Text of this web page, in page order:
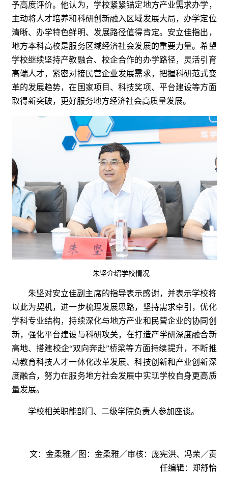
予高度评价。他认为，学校紧紧锚定地方产业需求办学，
主动将人才培养和科研创新融入区域发展大局，办学定位
清晰、办学特色鲜明、发展路径值得肯定。安立佳指出，
地方本科高校是服务区域经济社会发展的重要力量。希望
学校继续坚持产教融合、校企合作的办学路径，灵活引育
高端人才，紧密对接民营企业发展需求，把握科研范式变
革的发展趋势，在国家项目、科技奖项、平台建设等方面
取得新突破，更好服务地方经济社会高质量发展。
朱坚介绍学校情况
朱坚对安立佳副主席的指导表示感谢，并表示学校将
以此为契机，进一步梳理发展思路，坚持需求牵引，优化
学科专业结构，持续深化与地方产业和民营企业的协同创
新，强化平台建设与科研攻关，在打造产学研深度融合新
高地、搭建校企“双向奔赴”桥梁等方面持续提升，不断推
动教育科技人才一体化改革发展、科技创新和产业创新深
度融合，努力在服务地方社会发展中实现学校自身更高质
量发展。
学校相关职能部门、二级学院负责人参加座谈。
文：金柔雅／图：金柔雅／审核：庞宪洪、冯荣／责
任编辑：郑舒怡